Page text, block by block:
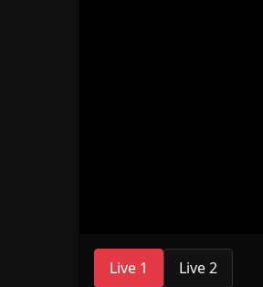
Live 1 Live 2